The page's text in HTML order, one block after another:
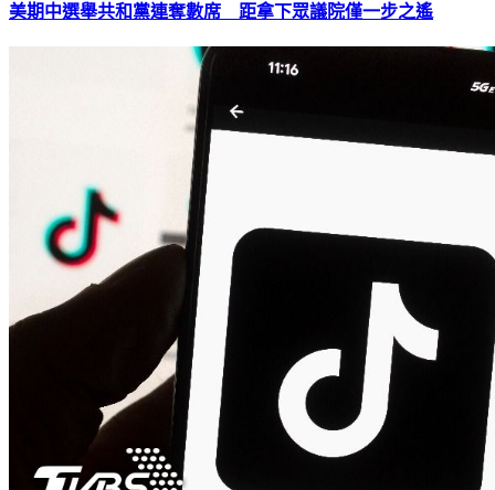
美期中選舉共和黨連奪數席 距拿下眾議院僅一步之遙